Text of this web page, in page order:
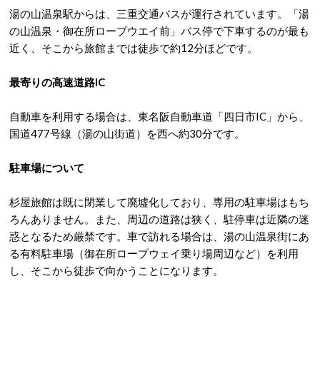
湯の山温泉駅からは、三重交通バスが運行されています。「湯
の山温泉・御在所ロープウエイ前 」バス停で下車するのが最も
近く、そこから旅館までは徒歩で約12分ほどです。
最寄りの高速道路IC
自動車を利用する場合は、東名阪自動車道「四日市IC 」から、
国道477号線（湯の山街道）を西へ約30分です。
駐車場について
杉屋旅館は既に閉業して廃墟化しており、専用の駐車場はもち
ろんありません。また、周辺の道路は狭く、駐停車は近隣の迷
惑となるため厳禁です。車で訪れる場合は、湯の山温泉街にあ
る有料駐車場 （御在所ロープウェイ乗り場周辺など）を利用
し、そこから徒歩で向かうことになります。